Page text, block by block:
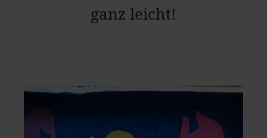
ganz leicht!